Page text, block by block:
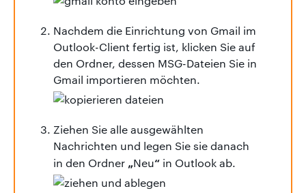
Nachdem die Einrichtung von Gmail im
Outlook-Client fertig ist, klicken Sie auf
den Ordner, dessen MSG-Dateien Sie in
Gmail importieren möchten.
Ziehen Sie alle ausgewählten
Nachrichten und legen Sie sie danach
in den Ordner „Neu“ in Outlook ab.